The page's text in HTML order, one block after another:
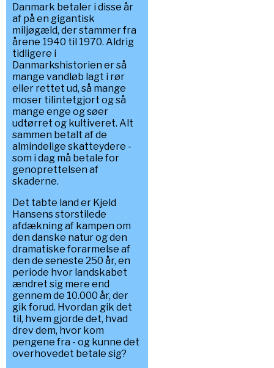
Danmark betaler i disse år
af på en gigantisk
miljøgæld, der stammer fra
årene 1940 til 1970. Aldrig
tidligere i
Danmarkshistorien er så
mange vandløb lagt i rør
eller rettet ud, så mange
moser tilintetgjort og så
mange enge og søer
udtørret og kultiveret. Alt
sammen betalt af de
almindelige skatteydere -
som i dag må betale for
genoprettelsen af
skaderne.
Det tabte land er Kjeld
Hansens storstilede
afdækning af kampen om
den danske natur og den
dramatiske forarmelse af
den de seneste 250 år, en
periode hvor landskabet
ændret sig mere end
gennem de 10.000 år, der
gik forud. Hvordan gik det
til, hvem gjorde det, hvad
drev dem, hvor kom
pengene fra - og kunne det
overhovedet betale sig?